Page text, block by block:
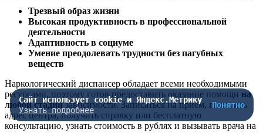
Трезвый образ жизни
Высокая продуктивность в профессиональной
деятельности
Адаптивность в социуме
Умение преодолевать трудности без пагубных
веществ
Наркологический диспансер обладает всеми необходимыми
ресурсами, поэтому готов предоставить оказание помощи на
любой стадиизависимости. Записаться на прием, выяснить
адрес центра, получить справку или бесплатную
консультацию, узнать стоимость в рублях и вызывать врача на
Сайт использует cookie и Яндекс.Метрику
Узнать подробнее
Понятно